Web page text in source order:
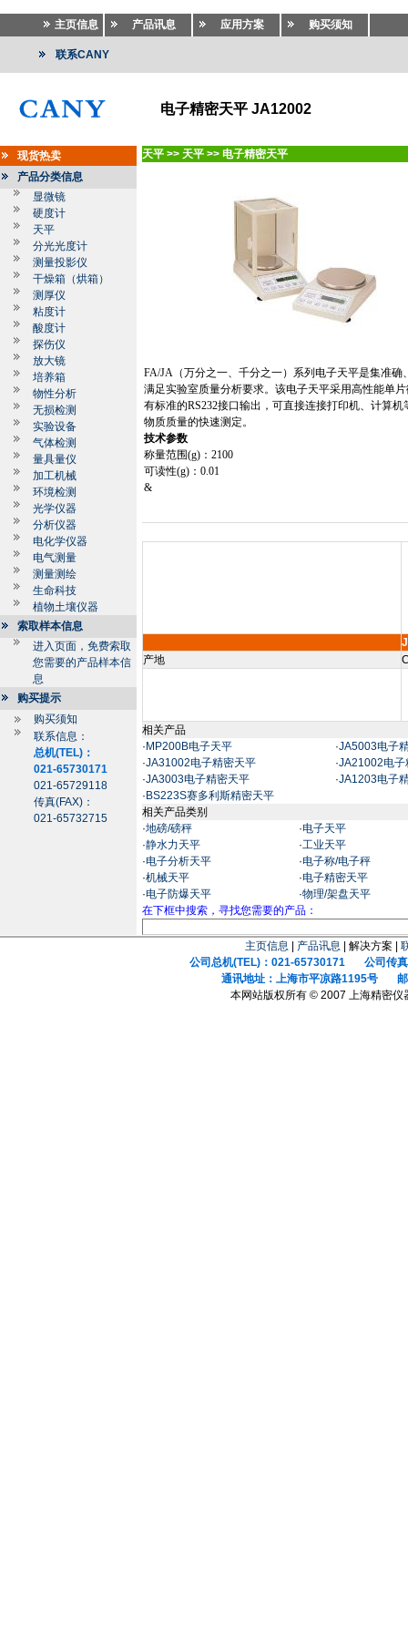
主页信息 产品讯息 应用方案 购买须知
联系CANY
电子精密天平 JA12002
现货热卖
产品分类信息
显微镜
硬度计
天平
分光光度计
测量投影仪
干燥箱（烘箱）
测厚仪
粘度计
酸度计
探伤仪
放大镜
培养箱
物性分析
无损检测
实验设备
气体检测
量具量仪
加工机械
环境检测
光学仪器
分析仪器
电化学仪器
电气测量
测量测绘
生命科技
植物土壤仪器
索取样本信息
进入页面，免费索取
您需要的产品样本信
息
购买提示
购买须知
联系信息：
总机(TEL)：
021-65730171
021-65729118
传真(FAX)：
021-65732715
天平 >> 天平 >> 电子精密天平
FA/JA （万分之一、千分之一）系列电子天平是集准
满足实验室质量分析要求。该电子天平采用高性能单
有标准的RS232接口输出，可直接连接打印机、计算
物质质量的快速测定。
技术参数
称量范围(g) ： 2100
可读性(g) ： 0.01
&
产地
相关产品
· MP200B电子天平 ·JA5003电子
·JA31002电子精密天平 ·JA21002电子
·JA3003电子精密天平 ·JA1203电子
· BS223S赛多利斯精密天平
相关产品类别
·地磅/磅秤 ·电子天平
·静水力天平 ·工业天平
·电子分析天平 ·电子称/电子秤
·机械天平 ·电子精密天平
·电子防爆天平 ·物理/架盘天平
在下框中搜索，寻找您需要的产品：
主页信息 产品讯息 | 解决方案 |
公司总机(TEL)：021-65730171 公司传真
通讯地址：上海市平凉路1195号 邮
本网站版权所有 © 2007 上海精密仪